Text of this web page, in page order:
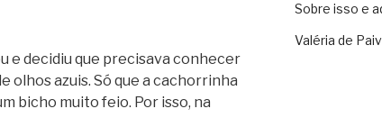
e decidiu que precisava conhecer
olhos azuis. Só que a cachorrinha
bicho muito feio. Por isso, na
Sobre isso e
Valéria de